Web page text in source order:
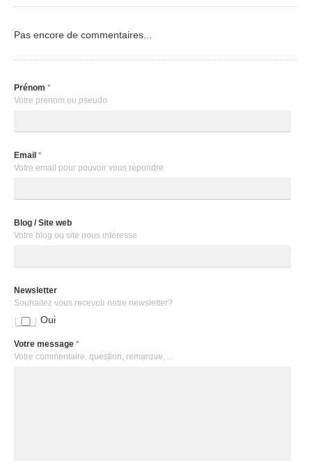
Pas encore de commentaires...
Prénom *
Votre prénom ou pseudo
Email *
Votre email pour pouvoir vous répondre
Blog / Site web
Votre blog ou site nous intéresse
Newsletter
Souhaitez vous recevoir notre newsletter?
Oui
Votre message *
Votre commentaire, question, remarque, ...